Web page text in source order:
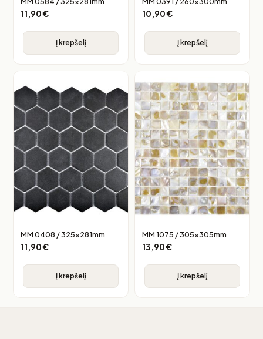
11,90€
Į krepšelį
10,90€
Į krepšelį
MM 0408 / 325x281mm
11,90€
Į krepšelį
MM 1075 / 305x305mm
13,90€
Į krepšelį